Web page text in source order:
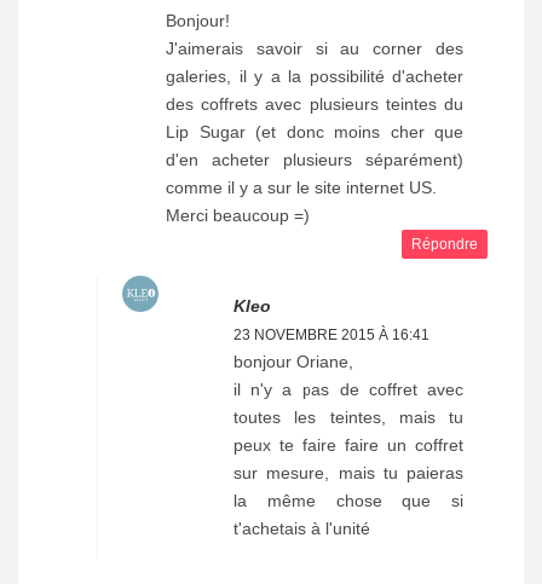
Bonjour!
J'aimerais savoir si au corner des
galeries, il y a la possibilité d'acheter
des coffrets avec plusieurs teintes du
Lip Sugar (et donc moins cher que
d'en acheter plusieurs séparément)
comme il y a sur le site internet US.
Merci beaucoup =)
Répondre
Kleo
23 NOVEMBRE 2015 À 16:41
bonjour Oriane,
il n'y a pas de coffret avec
toutes les teintes, mais tu
peux te faire faire un coffret
sur mesure, mais tu paieras
la même chose que si
t'achetais à l'unité